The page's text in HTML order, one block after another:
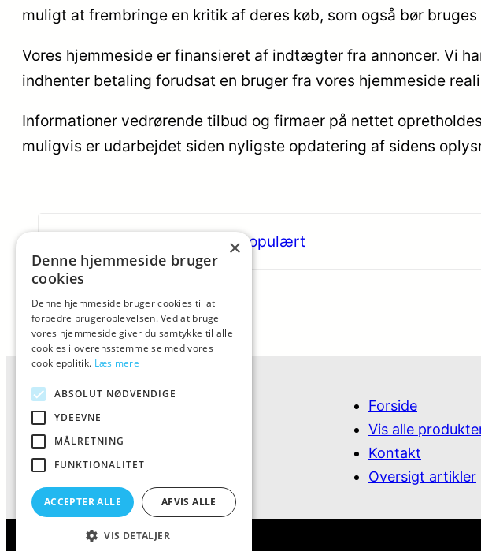
muligt at frembringe en kritik af deres køb, som også bør
Vores hjemmeside er finansieret af indtægter fra annoncer. Vi
indhenter betaling forudsat en bruger fra vores hjemmeside
Informationer vedrørende tilbud og firmaer på nettet
muligvis er udarbejdet siden nyligste opdatering af sidens
« Netkøb bliver kun mere populært
Forside
Vis alle
Kontakt
Oversigt artikler
×
Denne hjemmeside bruger
cookies
Denne hjemmeside bruger cookies til at
forbedre brugeroplevelsen. Ved at bruge
vores hjemmeside giver du samtykke til alle
cookies i overensstemmelse med vores
cookiepolitik. Læs mere
ABSOLUT NØDVENDIGE
YDEEVNE
MÅLRETNING
FUNKTIONALITET
ACCEPTER ALLE AFVIS ALLE
VIS DETALJER